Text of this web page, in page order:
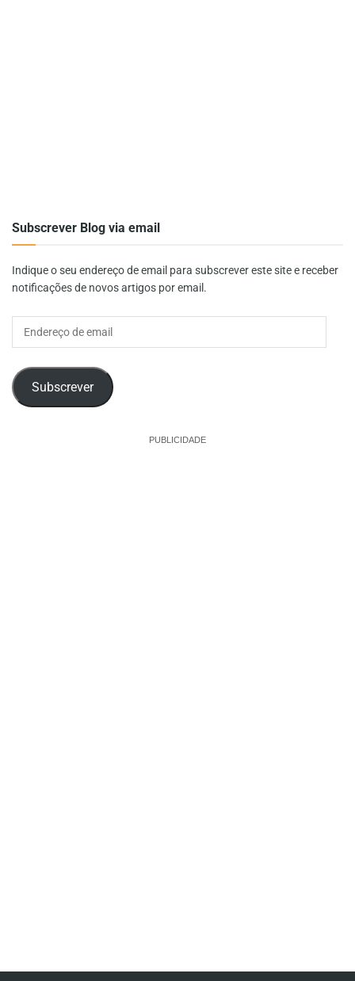
Subscrever Blog via email
Indique o seu endereço de email para subscrever este site e receber
notificações de novos artigos por email.
Subscrever
PUBLICIDADE